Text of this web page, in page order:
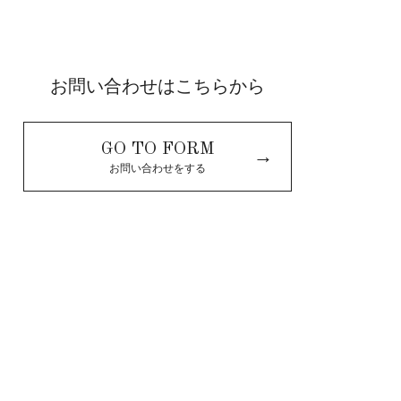
お問い合わせはこちらから
GO TO FORM
お問い合わせをする
→